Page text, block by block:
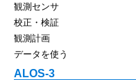
観測センサ
校正・検証
観測計画
データを使う
ALOS-3